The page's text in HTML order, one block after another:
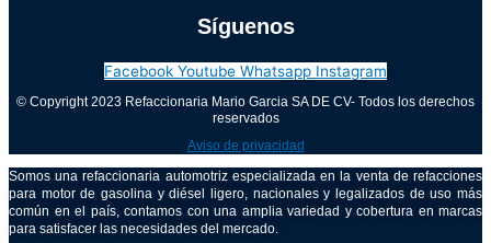
Síguenos
Facebook Youtube Whatsapp Instagram
© Copyright 2023 Refaccionaria Mario Garcia SA DE CV- Todos los derechos
reservados
Aviso de privacidad
Somos una refaccionaria automotriz especializada en la venta de refacciones
para motor de gasolina y diésel ligero, nacionales y legalizados de uso más
común en el país, contamos con una amplia variedad y cobertura en marcas
para satisfacer las necesidades del mercado.